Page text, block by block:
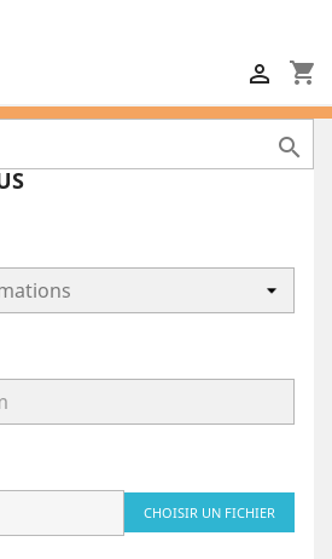
shopping_cart


CHOISIR UN FICHIER